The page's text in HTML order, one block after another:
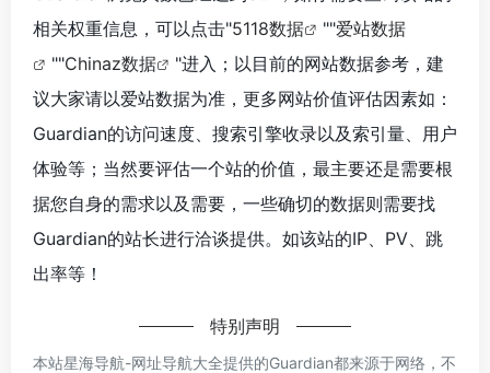
相关权重信息，可以点击"5118数据 ""爱站数据
""Chinaz数据
"进入；以目前的网站数据参考，建
议大家请以爱站数据为准，更多网站价值评估因素如：
Guardian的访问速度、搜索引擎收录以及索引量、用户
体验等；当然要评估一个站的价值，最主要还是需要根
据您自身的需求以及需要，一些确切的数据则需要找
Guardian的站长进行洽谈提供。如该站的IP、PV、跳
出率等！
特别声明
本站星海导航-网址导航大全提供的Guardian都来源于网络，不